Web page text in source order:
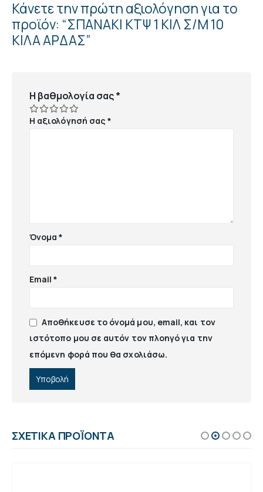
Κάνετε την πρώτη αξιολόγηση για το
προϊόν: “ΣΠΑΝΑΚΙ ΚΤΨ 1 ΚΙΛ Σ/Μ 10
ΚΙΛΑ ΑΡΔΑΣ”
Η βαθμολογία σας*
Η αξιολόγησή σας*
Όνομα*
Email*
Αποθήκευσε το όνομά μου, email, και τον
ιστότοπο μου σε αυτόν τον πλοηγό για την
επόμενη φορά που θα σχολιάσω.
ΣΧΕΤΙΚΆ ΠΡΟΪΌΝΤΑ